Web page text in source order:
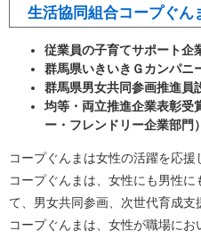
生活協同組合コープぐん
従業員の子育てサポート企
群馬県いきいきＧカンパニ
群馬県男女共同参画推進員
均等・両立推進企業表彰受
ー・フレンドリー企業部門）
コープぐんまは女性の活躍を応援
コープぐんまは、女性にも男性
て、男女共同参画、次世代育成支
コープぐんまは、女性が職場に